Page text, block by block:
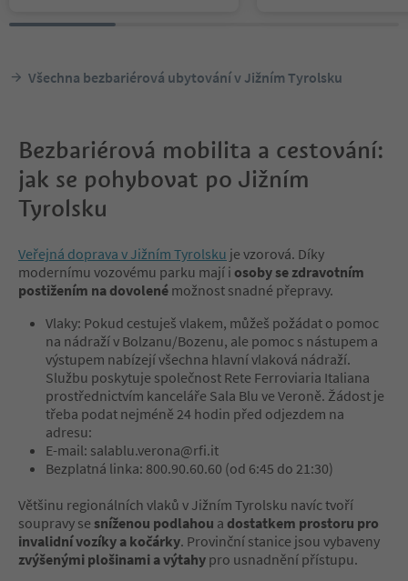
Všechna bezbariérová ubytování v Jižním Tyrolsku
Bezbariérová mobilita a cestování:
jak se pohybovat po Jižním
Tyrolsku
Veřejná doprava v Jižním Tyrolsku je vzorová. Díky
modernímu vozovému parku mají i osoby se zdravotním
postižením na dovolené možnost snadné přepravy.
Vlaky: Pokud cestuješ vlakem, můžeš požádat o pomoc
na nádraží v Bolzanu/Bozenu, ale pomoc s nástupem a
výstupem nabízejí všechna hlavní vlaková nádraží.
Službu poskytuje společnost Rete Ferroviaria Italiana
prostřednictvím kanceláře Sala Blu ve Veroně. Žádost je
třeba podat nejméně 24 hodin před odjezdem na
adresu:
E-mail: salablu.verona@rfi.it
Bezplatná linka: 800.90.60.60 (od 6:45 do 21:30)
Většinu regionálních vlaků v Jižním Tyrolsku navíc tvoří
soupravy se sníženou podlahou a dostatkem prostoru pro
invalidní vozíky a kočárky. Provinční stanice jsou vybaveny
zvýšenými plošinami a výtahy pro usnadnění přístupu.